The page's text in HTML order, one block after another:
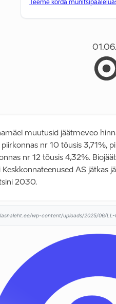
Teeme korda
muutusid jäätmeveo
nr 10 tõusis 3,71%,
nr 12 tõusis 4,32%.
Keskkonnateenused AS jätkas
2030.
lasnaleht.ee/wp-content/uploads/2025/06/LL-